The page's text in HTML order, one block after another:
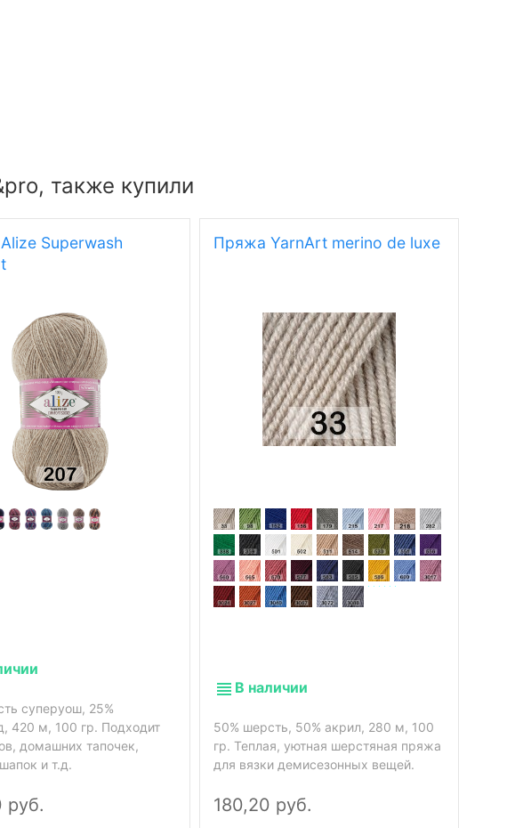
также купили
Superwash
суперуош, 25%
420 м, 100 гр. Подходит
домашних тапочек,
и т.д.
руб.
Пряжа YarnArt merino de luxe
В наличии
50% шерсть, 50% акрил, 280 м, 100
гр. Теплая, уютная шерстяная пряжа
для вязки демисезонных вещей.
180,20 руб.